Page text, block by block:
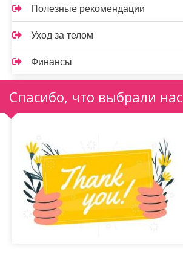
Полезные рекомендации
Уход за телом
Финансы
Спасибо, что выбрали нас